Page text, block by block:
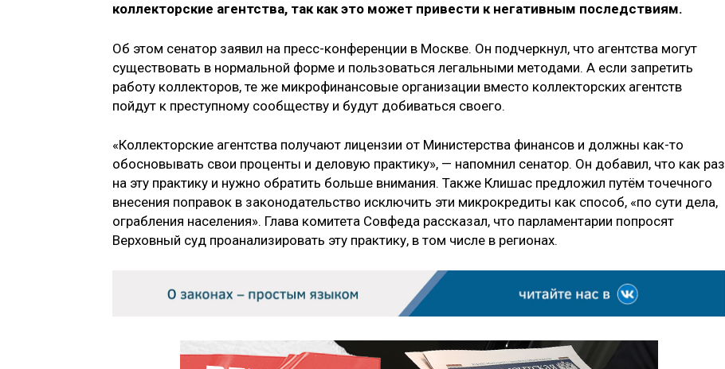
коллекторские агентства, так как это может привести к негативным последствиям.
Об этом сенатор заявил на пресс-конференции в Москве. Он подчеркнул, что агентства могут
существовать в нормальной форме и пользоваться легальными методами. А если запретить
работу коллекторов, те же микрофинансовые организации вместо коллекторских агентств
пойдут к преступному сообществу и будут добиваться своего.
«Коллекторские агентства получают лицензии от Министерства финансов и должны как-то
обосновывать свои проценты и деловую практику», — напомнил сенатор. Он добавил, что как раз
на эту практику и нужно обратить больше внимания. Также Клишас предложил путём точечного
внесения поправок в законодательство исключить эти микрокредиты как способ, «по сути дела,
ограбления населения». Глава комитета Совфеда рассказал, что парламентарии попросят
Верховный суд проанализировать эту практику, в том числе в регионах.